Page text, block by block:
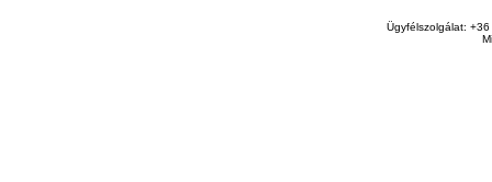
Ügyfélszolgálat: